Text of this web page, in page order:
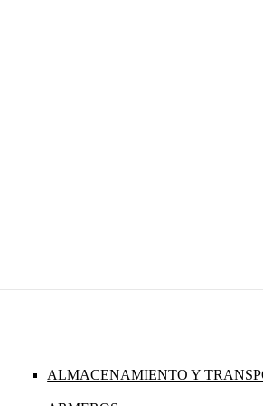
ALMACENAMIENTO Y